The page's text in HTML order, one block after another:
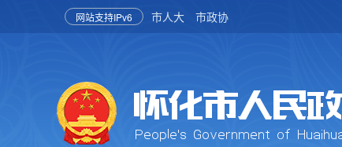
网站支持IPv6 市人大 市政协